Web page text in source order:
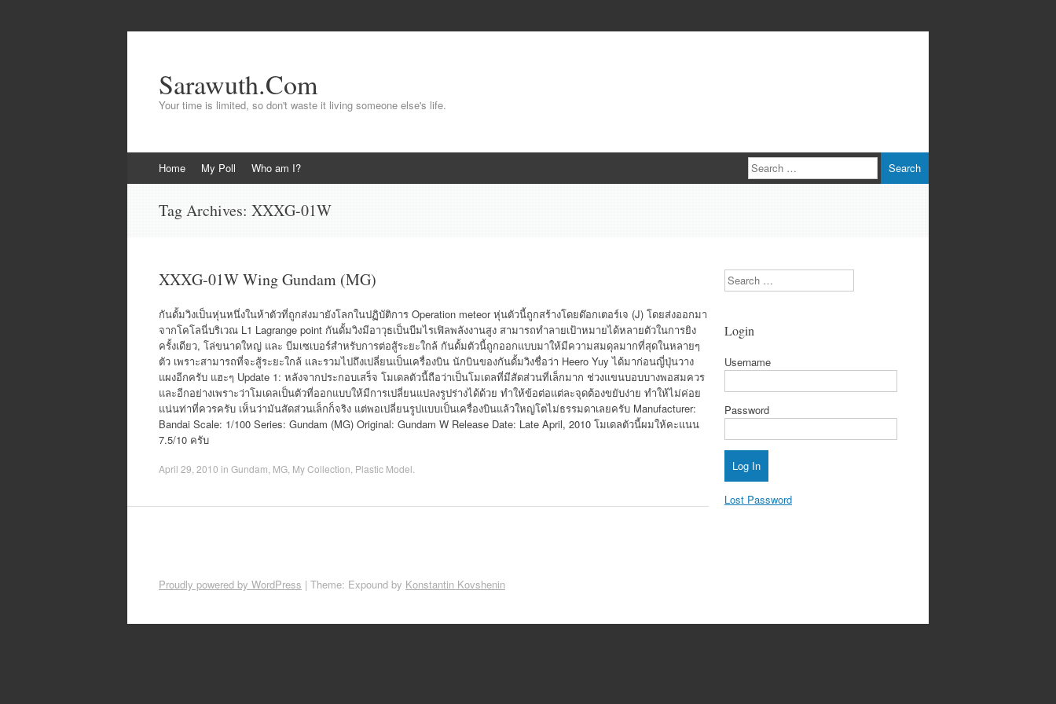
Sarawuth.Com
Your time is limited, so don't waste it living someone else's life.
to
Home My Poll Who am I?
Search
Tag Archives: XXXG-01W
XXXG-01W Wing Gundam (MG)
กันดั้มวิงเป็นหุ่นหนึ่งในห้าตัวที่ถูกส่งมายังโลกในปฏิบัติการ Operation meteor หุ่นตัวนี้ถูกสร้างโดยด๊อกเตอร์เจ (J) โดยส่งออกมา
จากโคโลนี่บริเวณ L1 Lagrange point กันดั้มวิงมีอาวุธเป็นบีมไรเฟิลพลังงานสูง สามารถทำลายเป้าหมายได้หลายตัวในการยิง
ครั้งเดียว, โล่ขนาดใหญ่ และ บีมเซเบอร์สำหรับการต่อสู้ระยะใกล้ กันดั้มตัวนี้ถูกออกแบบมาให้มีความสมดุลมากที่สุดในหลายๆ
ตัว เพราะสามารถที่จะสู้ระยะใกล้ และรวมไปถึงเปลี่ยนเป็นเครื่องบิน นักบินของกันดั้มวิงชื่อว่า Heero Yuy ได้มาก่อนญี่ปุ่นวาง
แผงอีกครับ แฮะๆ Update 1: หลังจากประกอบเสร็จ โมเดลตัวนี้ถือว่าเป็นโมเดลที่มีสัดส่วนที่เล็กมาก ช่วงแขนบอบบางพอสมควร
และอีกอย่างเพราะว่าโมเดลเป็นตัวที่ออกแบบให้มีการเปลี่ยนแปลงรูปร่างได้ด้วย ทำให้ข้อต่อแต่ละจุดต้องขยับง่าย ทำให้ไม่ค่อย
แน่นท่าที่ควรครับ เห็นว่ามันสัดส่วนเล็กก็จริง แต่พอเปลี่ยนรูปแบบเป็นเครื่องบินแล้วใหญ่โตไม่ธรรมดาเลยครับ Manufacturer:
Bandai Scale: 1/100 Series: Gundam (MG) Original: Gundam W Release Date: Late April, 2010 โมเดลตัวนี้ผมให้คะแนน
7.5/10 ครับ
April 29, 2010 in Gundam MG My Collection Plastic Model
Search
Login
Username
Password
Lost Password
Proudly powered by WordPress | Theme: Expound by Konstantin Kovshenin